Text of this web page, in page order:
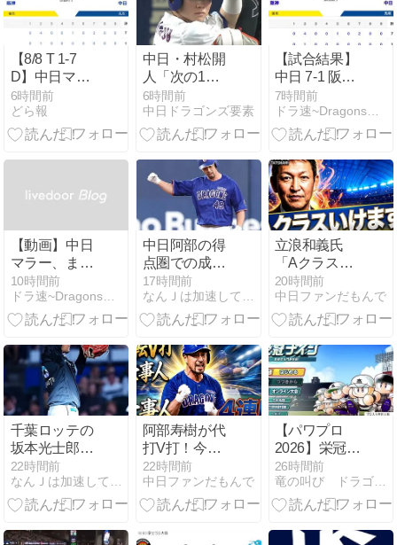
【8/8 T 1-7
D】中日マラ
ー大活躍！7
回1失点、打
ってはタイム
6時間前
どら報
中日・村松開
人「次の1点
が大事だと思
っていた。福
永さんもよく
て、感謝して
います」
6時間前
中日ドラゴンズ要素
【試合結果】
中日 7-1 阪神
勢い止まらず
今季最長5連
勝！打っては
＆投げてはマ
ラーが7回1失
点で4勝
目！！！
7時間前
ドラ速~Dragons速報~
【動画】中日
マラー、また
バットで魅せ
る！2死から2
点タイムリー
ヒット！！！
10時間前
ドラ速~Dragons速報~
中日阿部の得
点圏での成績
wwwwwwwwwwww
17時間前
なんＪは加速している
立浪和義氏
「Aクラス行
けます」と即
答！覚醒した
石川昂弥の打
3連戦のキー
ポイントを語
る
20時間前
中日ファンだもんで
千葉ロッテの
坂本光士郎投
手、１イニン
グ３死球を達
成ｗｗｗｗｗ
ｗ
22時間前
なんＪは加速している
阿部寿樹が代
打V打！今季3
度目の4連勝
で井上監督も
絶賛「ここぞ
り札」
22時間前
中日ファンだもんで
【パワプロ
2026】栄冠ナ
イン3年モー
ド初心者向け
序盤攻略
26時間前
竜の叫び ドラゴンズ魂、ここにあり！